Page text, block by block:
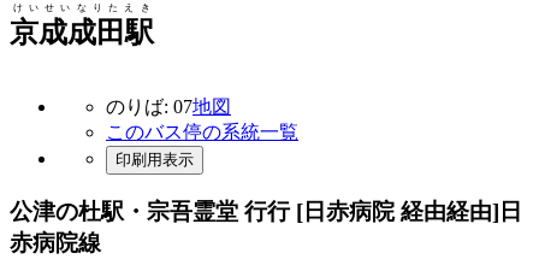
京成成田駅
けいせいなりたえき
のりば: 07地図
このバス停の系統一覧
印刷用表示
公津の杜駅・宗吾霊堂 行行 [日赤病院 経由経由] 日
赤病院線